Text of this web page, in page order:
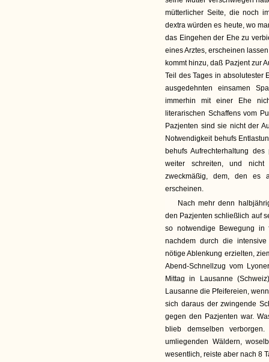
mütterlicher Seite, die noch
dextra würden es heute, wo
das Eingehen der Ehe zu
eines Arztes, erscheinen
kommt hinzu, daß Pazjent zur
Teil des Tages in absolutester
ausgedehnten einsamen
immerhin mit einer Ehe
literarischen Schaffens vom
Pazjenten sind sie nicht der
Notwendigkeit behufs
behufs Aufrechterhaltung
weiter schreiten, und nicht
zweckmäßig, dem, den es
erscheinen.
Nach mehr denn
den Pazjenten schließlich auf
so notwendige Bewegung in
nachdem durch die
nötige Ablenkung erzielten,
Abend-Schnellzug vom
Mittag in Lausanne
Lausanne die Pfeifereien,
sich daraus der zwingende
gegen den Pazjenten war.
blieb demselben
umliegenden Wäldern,
wesentlich, reiste aber nach 8